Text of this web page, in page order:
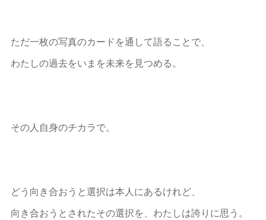
ただ一枚の写真のカードを通して語ることで、
わたしの過去をいまを未来を見つめる。
その人自身のチカラで。
どう向き合おうと選択は本人にあるけれど、
向き合おうとされたその選択を、わたしは誇りに思う。